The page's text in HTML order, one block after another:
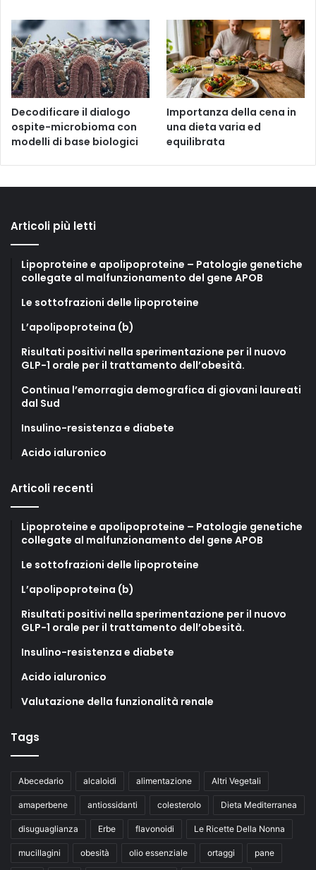
Decodificare il dialogo
ospite-microbioma con
modelli di base biologici
Importanza della cena in
una dieta varia ed
equilibrata
Articoli più letti
Lipoproteine e apolipoproteine – Patologie genetiche
collegate al malfunzionamento del gene APOB
Le sottofrazioni delle lipoproteine
L’apolipoproteina (b)
Risultati positivi nella sperimentazione per il nuovo
GLP-1 orale per il trattamento dell’obesità.
Continua l’emorragia demografica di giovani laureati
dal Sud
Insulino-resistenza e diabete
Acido ialuronico
Articoli recenti
Lipoproteine e apolipoproteine – Patologie genetiche
collegate al malfunzionamento del gene APOB
Le sottofrazioni delle lipoproteine
L’apolipoproteina (b)
Risultati positivi nella sperimentazione per il nuovo
GLP-1 orale per il trattamento dell’obesità.
Insulino-resistenza e diabete
Acido ialuronico
Valutazione della funzionalità renale
Tags
Abecedario alcaloidi alimentazione Altri Vegetali
amaperbene antiossidanti colesterolo Dieta Mediterranea
disuguaglianza Erbe flavonoidi Le Ricette Della Nonna
mucillagini obesità olio essenziale ortaggi pane